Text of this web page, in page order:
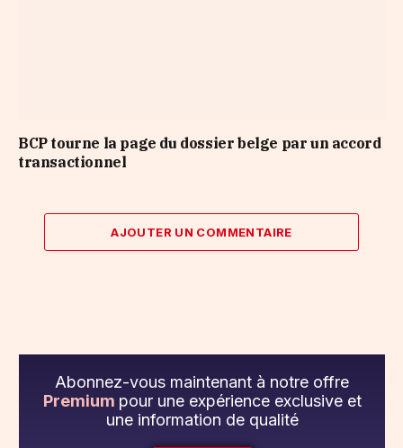
BCP tourne la page du dossier belge par un accord
transactionnel
AJOUTER UN COMMENTAIRE
Abonnez-vous maintenant à notre offre
Premium pour une expérience exclusive et
une information de qualité